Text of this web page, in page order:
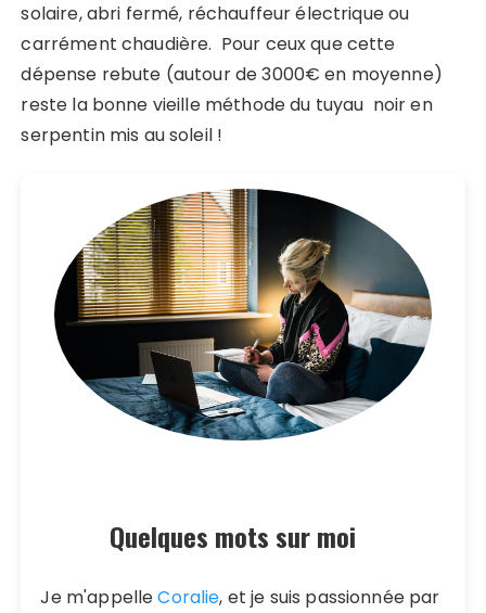
solaire, abri fermé, réchauffeur électrique ou
carrément chaudière. Pour ceux que cette
dépense rebute (autour de 3000€ en moyenne)
reste la bonne vieille méthode du tuyau noir en
serpentin mis au soleil !
Quelques mots sur moi
Je m'appelleCoralie, et je suis passionnée par